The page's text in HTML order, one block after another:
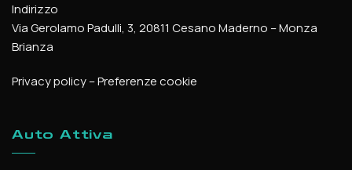
Indirizzo
Via Gerolamo Padulli, 3, 20811 Cesano Maderno – Monza
Brianza
Privacy policy–Preferenze cookie
Auto Attiva